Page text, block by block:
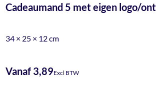
Cadeaumand 5 met eigen logo/
34 × 25 × 12 cm
Vanaf 3,89Excl BTW